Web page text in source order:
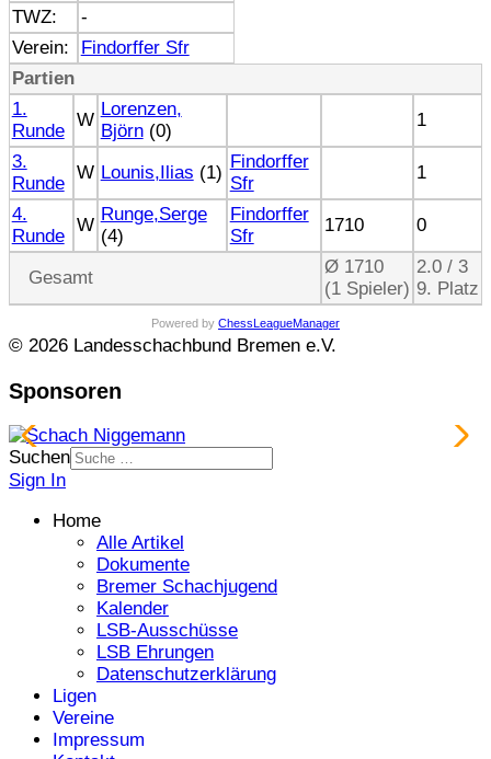
TWZ:
-
Verein:
Findorffer Sfr
Partien
1.
Runde
W
Lorenzen,
Björn(0)
1
3.
Runde
W Lounis,Ilias (1)
Findorffer
Sfr
1
4.
Runde
W
Runge,Serge
(4)
Findorffer
Sfr
1710 0
Gesamt
Ø 1710
(1 Spieler)
2.0 / 3
9. Platz
Powered by ChessLeagueManager
© 2026 Landesschachbund Bremen e.V.
Sponsoren
Suchen
Sign In
Home
Alle Artikel
Dokumente
Bremer Schachjugend
Kalender
LSB-Ausschüsse
LSB Ehrungen
Datenschutzerklärung
Ligen
Vereine
Impressum